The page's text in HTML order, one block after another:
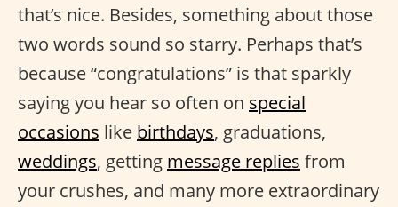
that’s nice. Besides, something about those
two words sound so starry. Perhaps that’s
because “congratulations” is that sparkly
saying you hear so often on special
occasions like birthdays, graduations,
weddings, getting message replies from
your crushes, and many more extraordinary